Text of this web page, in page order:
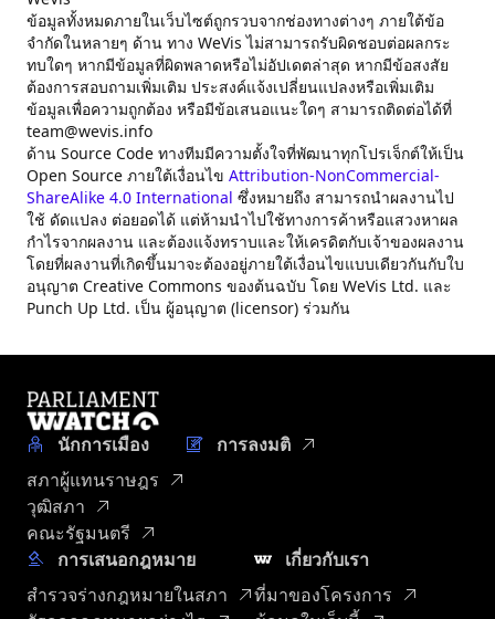
ข้อมูลทั้งหมดภายในเว็บไซต์ถูกรวบจากช่องทางต่างๆ ภายใต้ข้อ
จำกัดในหลายๆ ด้าน ทาง WeVis ไม่สามารถรับผิดชอบต่อผลกระ
ทบใดๆ หากมีข้อมูลที่ผิดพลาดหรือไม่อัปเดตล่าสุด หากมีข้อสงสัย
ต้องการสอบถามเพิ่มเติม ประสงค์แจ้งเปลี่ยนแปลงหรือเพิ่มเติม
ข้อมูลเพื่อความถูกต้อง หรือมีข้อเสนอแนะใดๆ สามารถติดต่อได้ที่
team@wevis.info
ด้าน Source Code ทางทีมมีความตั้งใจที่พัฒนาทุกโปรเจ็กต์ให้เป็น
Open Source ภายใต้เงื่อนไข Attribution-NonCommercial-
ShareAlike 4.0 International ซึ่งหมายถึง สามารถนำผลงานไป
ใช้ ดัดแปลง ต่อยอดได้ แต่ห้ามนำไปใช้ทางการค้าหรือแสวงหาผล
กำไรจากผลงาน และต้องแจ้งทราบและให้เครดิตกับเจ้าของผลงาน
โดยที่ผลงานที่เกิดขึ้นมาจะต้องอยู่ภายใต้เงื่อนไขแบบเดียวกันกับใบ
อนุญาต Creative Commons ของต้นฉบับ โดย WeVis Ltd. และ
Punch Up Ltd. เป็น ผู้อนุญาต (licensor) ร่วมกัน
นักการเมือง
สภาผู้แทนราษฎร
วุฒิสภา
คณะรัฐมนตรี
การลงมติ
การเสนอกฎหมาย
สำรวจร่างกฎหมายในสภา
เกี่ยวกับเรา
ที่มาของโครงการ